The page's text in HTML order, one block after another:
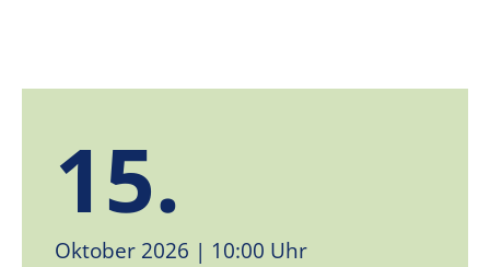
15.
Oktober 2026 | 10:00 Uhr